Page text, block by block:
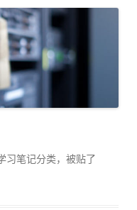
习笔记分类，被贴了